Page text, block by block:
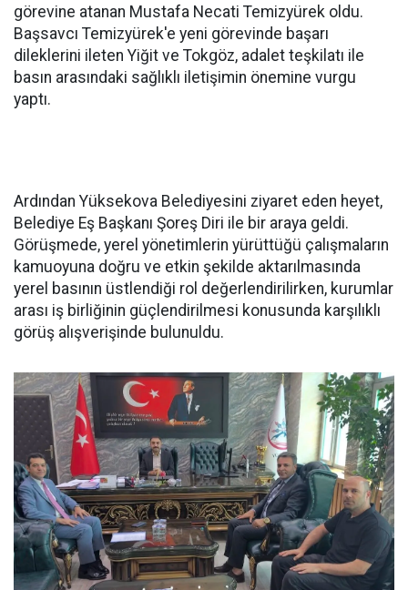
görevine atanan Mustafa Necati Temizyürek oldu.
Başsavcı Temizyürek'e yeni görevinde başarı
dileklerini ileten Yiğit ve Tokgöz, adalet teşkilatı ile
basın arasındaki sağlıklı iletişimin önemine vurgu
yaptı.
Ardından Yüksekova Belediyesini ziyaret eden heyet,
Belediye Eş Başkanı Şoreş Diri ile bir araya geldi.
Görüşmede, yerel yönetimlerin yürüttüğü çalışmaların
kamuoyuna doğru ve etkin şekilde aktarılmasında
yerel basının üstlendiği rol değerlendirilirken, kurumlar
arası iş birliğinin güçlendirilmesi konusunda karşılıklı
görüş alışverişinde bulunuldu.